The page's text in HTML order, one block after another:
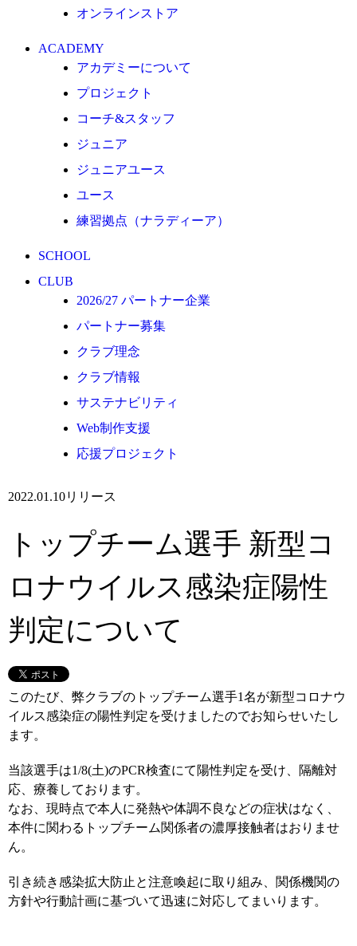
クラブ理念
サステナビリティ
Web制作支援
応援プロジェクト
オンラインストア
ACADEMY
アカデミーについて
プロジェクト
コーチ&スタッフ
ジュニア
ジュニアユース
ユース
練習拠点（ナラディーア）
SCHOOL
CLUB
2026/27 パートナー企業
パートナー募集
クラブ理念
クラブ情報
サステナビリティ
Web制作支援
応援プロジェクト
2022.01.10リリース
トップチーム選手 新型コ
ロナウイルス感染症陽性
判定について
このたび、弊クラブのトップチーム選手1名が新型コロナウ
イルス感染症の陽性判定を受けましたのでお知らせいたし
ます。
当該選手は1/8(土)のPCR検査にて陽性判定を受け、隔離対
応、療養しております。
なお、現時点で本人に発熱や体調不良などの症状はなく、
本件に関わるトップチーム関係者の濃厚接触者はおりませ
ん。
引き続き感染拡大防止と注意喚起に取り組み、関係機関の
方針や行動計画に基づいて迅速に対応してまいります。